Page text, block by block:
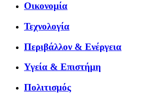
Οικονομία
Τεχνολογία
Περιβάλλον & Ενέργεια
Υγεία & Επιστήμη
Πολιτισμός